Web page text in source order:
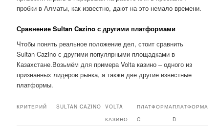
пробки в Алматы, как известно, дают на это немало времени.
Сравнение Sultan Cazino с другими платформами
Чтобы понять реальное положение дел, стоит сравнить
Sultan Cazino с другими популярными площадками в
Казахстане.Возьмём для примера Volta казино – одного из
признанных лидеров рынка, а также две другие известные
платформы.
КРИТЕРИЙ SULTAN CAZINO
VOLTA
КАЗИНО
ПЛАТФОРМА
C
ПЛАТФОРМА
D